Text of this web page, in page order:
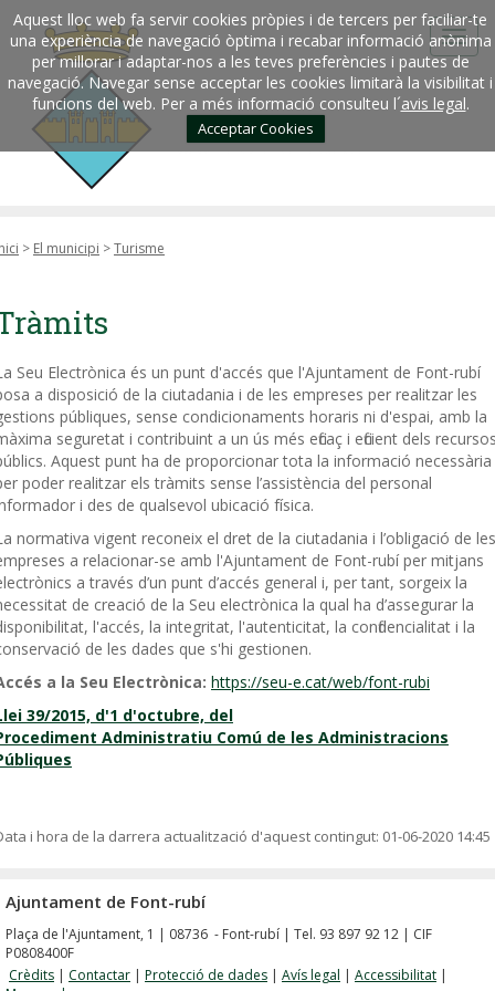
Aquest lloc web fa servir cookies pròpies i de tercers per faciliar-te
una experiència de navegació òptima i recabar informació anònima
per millorar i adaptar-nos a les teves preferències i pautes de
navegació. Navegar sense acceptar les cookies limitarà la visibilitat i
funcions del web. Per a més informació consulteu l´avis legal.
Acceptar Cookies
> El municipi >Turisme
Seu Electrònica és un punt d'accés que l'Ajuntament de Font-rubí
a disposició de la ciutadania i de les empreses per realitzar les
públiques, sense condicionaments horaris ni d'espai, amb la
seguretat i contribuint a un ús més eficaç i eficient dels
Aquest punt ha de proporcionar tota la informació necessària
poder realitzar els tràmits sense l’assistència del personal
i des de qualsevol ubicació física.
normativa vigent reconeix el dret de la ciutadania i l’obligació de les
a relacionar-se amb l'Ajuntament de Font-rubí per mitjans
a través d’un punt d’accés general i, per tant, sorgeix la
de creació de la Seu electrònica la qual ha d’assegurar la
l'accés, la integritat, l'autenticitat, la confidencialitat i la
de les dades que s'hi gestionen.
a la Seu Electrònica: https://seu-e.cat/web/font-rubi
39/2015, d'1 d'octubre, del
Administratiu Comú de les Administracions
i hora de la darrera actualització d'aquest contingut: 01-06-2020 14:45
Ajuntament de Font-rubí
Plaça de l'Ajuntament, 1 | 08736 - Font-rubí | Tel. 93 897 92 12 | CIF
P0808400F
Crèdits | Contactar | Protecció de dades | Avís legal | Accessibilitat |